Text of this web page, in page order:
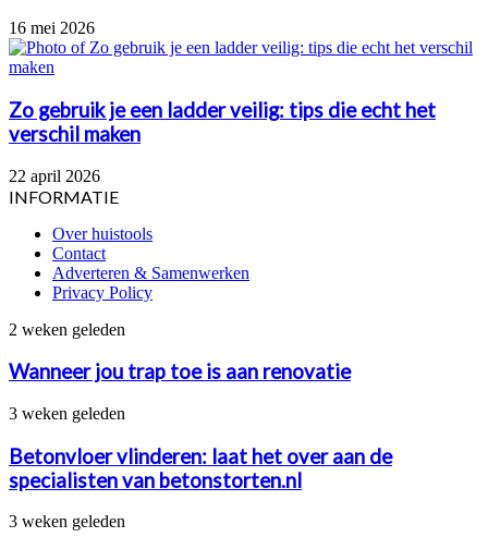
16 mei 2026
Zo gebruik je een ladder veilig: tips die echt het
verschil maken
22 april 2026
INFORMATIE
Over huistools
Contact
Adverteren & Samenwerken
Privacy Policy
Wanneer
trap
toe
is
renovatie
2 weken geleden
Wanneer jou trap toe is aan renovatie
Betonvloer
laat
het
over
de
3 weken geleden
Betonvloer vlinderen: laat het over aan de
specialisten van betonstorten.nl
Zelf
3 weken geleden